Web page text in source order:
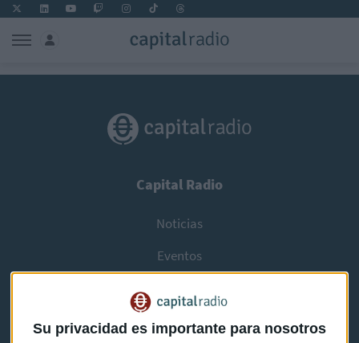
Su privacidad es importante para nosotros
Capital Radio
Noticias
Eventos
Consultorios
Programas y podcasts